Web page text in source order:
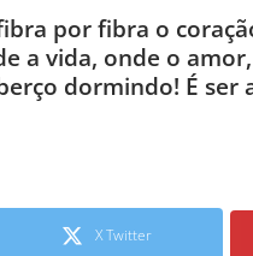
por fibra o
a vida, onde o
dormindo! É ser
X Twitter